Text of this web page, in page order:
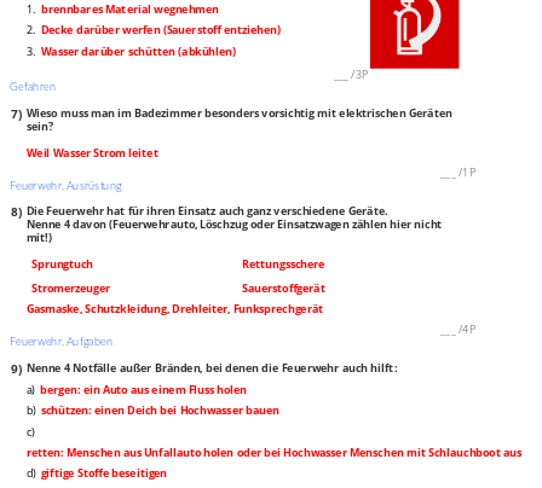
1. brennbares Material wegnehmen
2. Decke darüber werfen (Sauerstoff entziehen)
3. Wasser darüber schütten (abkühlen)
/3P
Gefahren
7) Wieso muss man im Badezimmer besonders vorsichtig mit elektrischen Geräten
sein?
Weil Wasser Strom leitet
/1P
Feuerwehr, Ausrüstung
8) Die Feuerwehr hat für ihren Einsatz auch ganz verschiedene Geräte.
Nenne 4 davon (Feuerwehrauto, Löschzug oder Einsatzwagen zählen hier nicht
mit!)
Sprungtuch Rettungsschere
Stromerzeuger Sauerstoffgerät
Gasmaske, Schutzkleidung, Drehleiter, Funksprechgerät
/4P
Feuerwehr, Aufgaben
9) Nenne 4 Notfälle außer Bränden, bei denen die Feuerwehr auch hilft:
a)bergen: ein Auto aus einem Fluss holen
b) schützen: einen Deich bei Hochwasser bauen
c)
retten: Menschen aus Unfallauto holen oder bei Hochwasser Menschen mit Schlauchboot aus
d) giftige Stoffe beseitigen